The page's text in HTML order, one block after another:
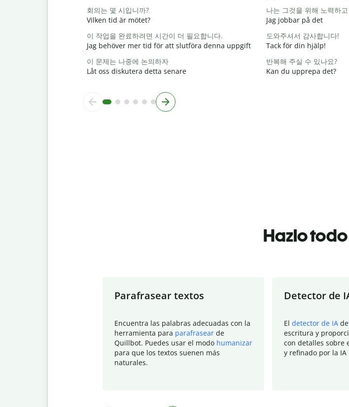
회의는 몇 시입니까?
Vilken tid är mötet?
나는 그것을 위해 노력하
Jag jobbar på det
이 작업을 완료하려면 시간이 더 필요합니다.
Jag behöver mer tid för att slutföra denna uppgift
도와주셔서 감사합니다!
Tack för din hjälp!
이 문제는 나중에 논의하자
Låt oss diskutera detta senare
반복해 주실 수 있나요?
Kan du upprepa det?
Hazlo
Parafrasear textos
Encuentra las palabras adecuadas con la
herramienta para parafrasear de
Quillbot. Puedes usar el modo humanizar
para que los textos suenen más
naturales.
Detector de
El detector de IA
escritura y
con detalles sobre
y refinado por la IA